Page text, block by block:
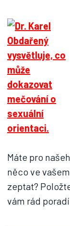
Máte pro
něco ve
zeptat?
vám rád